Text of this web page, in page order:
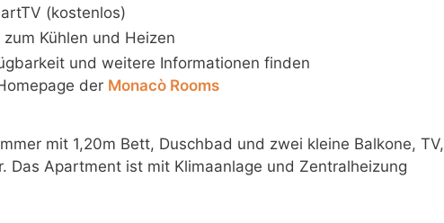
(kostenlos)
zum Kühlen und Heizen
und weitere Informationen finden
der Monacò Rooms
mit 1,20m Bett, Duschbad und zwei kleine Balkone, TV,
Das Apartment ist mit Klimaanlage und Zentralheizung